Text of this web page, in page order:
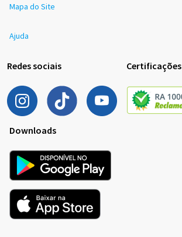
Mapa do Site
Ajuda
Redes sociais Certificações
Downloads